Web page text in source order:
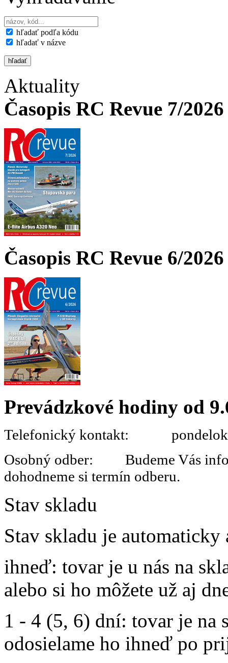
hľadať podľa kódu
hľadať v názve
Aktuality
Časopis RC Revue 7/
Časopis RC Revue 6/
Prevádzkové hodiny od
Telefonický kontakt:
Osobný odber: Budeme Vás
dohodneme si termín odberu.
Stav skladu
Stav skladu je
ihneď: tovar je u nás na
alebo si ho môžete už aj
1 - 4 (5, 6) dní: tovar je na
odosielame ho ihneď po